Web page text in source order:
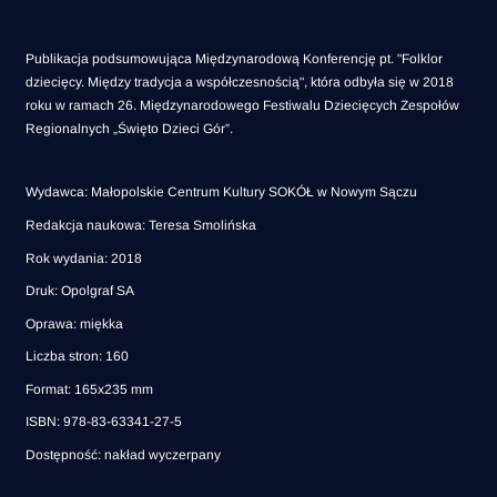
Publikacja podsumowująca Międzynarodową Konferencję pt. "Folklor
dziecięcy. Między tradycja a współczesnością", która odbyła się w 2018
roku w ramach 26. Międzynarodowego Festiwalu Dziecięcych Zespołów
Regionalnych „Święto Dzieci Gór”.
Wydawca: Małopolskie Centrum Kultury SOKÓŁ w Nowym Sączu
Redakcja naukowa: Teresa Smolińska
Rok wydania: 2018
Druk: Opolgraf SA
Oprawa: miękka
Liczba stron: 160
Format: 165x235 mm
ISBN: 978-83-63341-27-5
Dostępność: nakład wyczerpany